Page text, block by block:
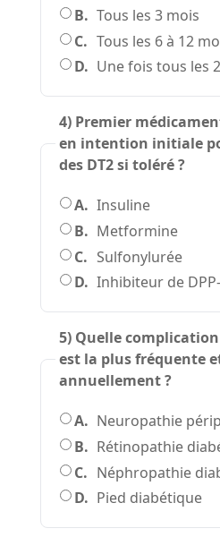
B. Tous les 3 mois
C. Tous les 6 à 12
D. Une fois tous les
4) Premier
en intention initiale
des DT2 si toléré ?
A. Insuline
B. Metformine
C. Sulfonylurée
D. Inhibiteur de
5) Quelle
est la plus fréquente
annuellement ?
A. Neuropathie
B. Rétinopathie
C. Néphropathie
D. Pied diabétique